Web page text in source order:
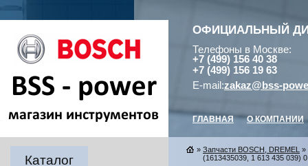
ОФИЦИАЛЬНЫЙ
Телефоны в Москве:
+7 (499) 156 40 38
+7 (499) 156 19 63
E-mail:zakaz@bss-
ГЛАВНАЯ О КОМПАНИИ
Каталог
» Запчасти BOSCH, DREMEL »
(1613435039, 1 613 435 039)